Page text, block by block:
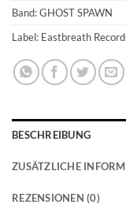
Band: GHOST SPAWN
Label: Eastbreath
BESCHREIBUNG
ZUSÄTZLICHE
REZENSIONEN (0)